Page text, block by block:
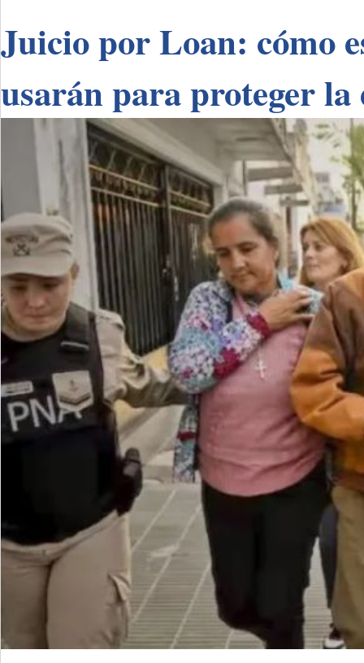
Juicio por Loan: cómo
usarán para proteger